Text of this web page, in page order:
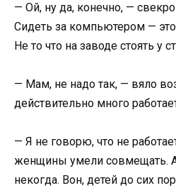
— Ой, ну да, конечно, —
Сидеть за компьютером — это
Не то что на заводе стоять у
— Мам, не надо так, — вяло
действительно много
— Я не говорю, что не
женщины умели совмещать. А
некогда. Вон, детей до сих